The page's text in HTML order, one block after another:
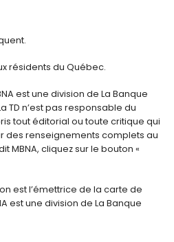
résidents du Québec.
est une division de La Banque
TD n’est pas responsable du
tout éditorial ou toute critique qui
des renseignements complets au
MBNA, cliquez sur le bouton «
est l’émettrice de la carte de
est une division de La Banque